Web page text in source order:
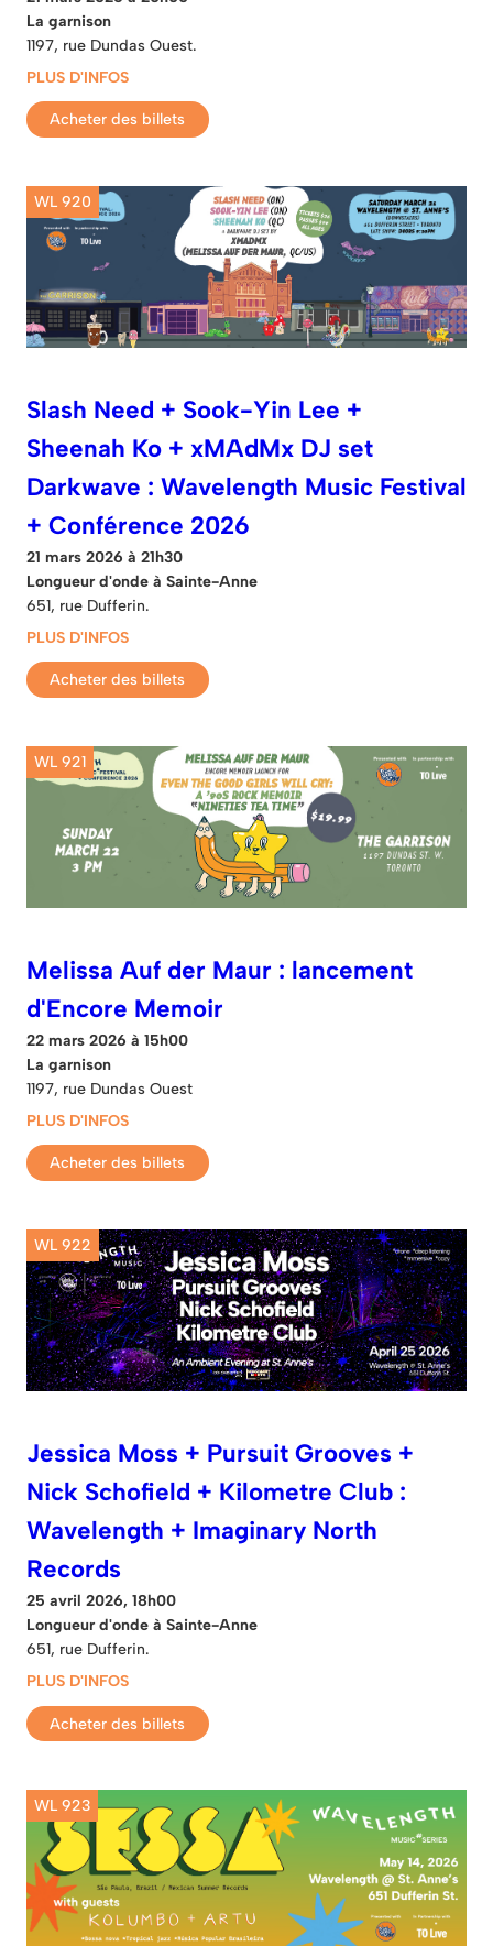
La garnison
1197, rue Dundas Ouest.
PLUS D'INFOS
Acheter des billets
WL 920
Slash Need + Sook-Yin Lee +
Sheenah Ko + xMAdMx DJ set
Darkwave : Wavelength Music Festival
+ Conférence 2026
21 mars 2026 à 21h30
Longueur d'onde à Sainte-Anne
651, rue Dufferin.
PLUS D'INFOS
Acheter des billets
WL 921
Melissa Auf der Maur : lancement
d'Encore Memoir
22 mars 2026 à 15h00
La garnison
1197, rue Dundas Ouest
PLUS D'INFOS
Acheter des billets
WL 922
Jessica Moss + Pursuit Grooves +
Nick Schofield + Kilometre Club :
Wavelength + Imaginary North
Records
25 avril 2026, 18h00
Longueur d'onde à Sainte-Anne
651, rue Dufferin.
PLUS D'INFOS
Acheter des billets
WL 923